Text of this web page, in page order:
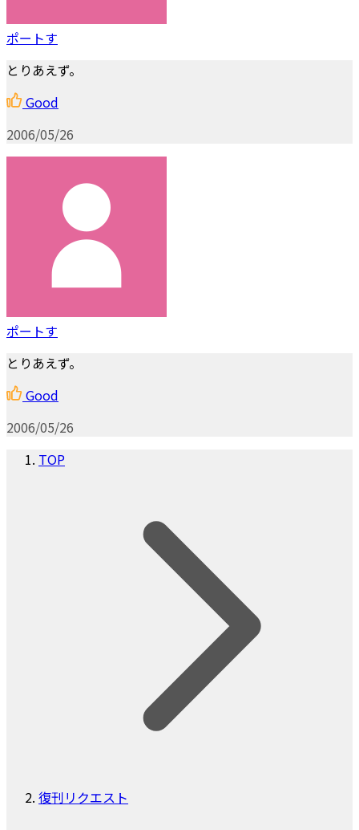
ポートす
とりあえず。
Good
2006/05/26
ポートす
とりあえず。
Good
2006/05/26
TOP
復刊リクエスト